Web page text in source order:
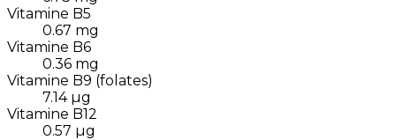
Vitamine B5
0.67 mg
Vitamine B6
0.36 mg
Vitamine B9 (folates)
7.14 µg
Vitamine B12
0.57 µg